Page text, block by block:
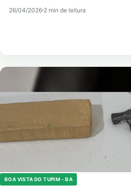
26/04/2026 2 min de leitura
BOA VISTA DO TUPIM - BA